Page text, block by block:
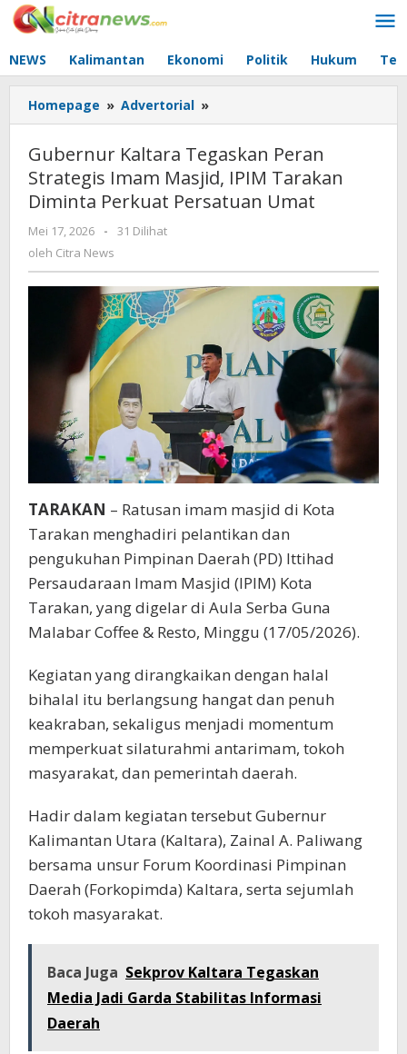
Lewati
ke
NEWS Kalimantan Ekonomi Politik Hukum
Homepage » Advertorial »
Kaltara
Tegaskan
Peran
Strategis
Imam
Diminta
Perkuat
Persatuan
Gubernur Kaltara Tegaskan Peran
Strategis Imam Masjid, IPIM Tarakan
Diminta Perkuat Persatuan Umat
Mei 17, 2026
oleh
Citra
-
31 Dilihat
oleh Citra News
TARAKAN – Ratusan imam masjid di Kota
Tarakan menghadiri pelantikan dan
pengukuhan Pimpinan Daerah (PD) Ittihad
Persaudaraan Imam Masjid (IPIM) Kota
Tarakan, yang digelar di Aula Serba Guna
Malabar Coffee & Resto, Minggu (17/05/2026).
Kegiatan yang dirangkaikan dengan halal
bihalal itu berlangsung hangat dan penuh
keakraban, sekaligus menjadi momentum
memperkuat silaturahmi antarimam, tokoh
masyarakat, dan pemerintah daerah.
Hadir dalam kegiatan tersebut Gubernur
Kalimantan Utara (Kaltara), Zainal A. Paliwang
bersama unsur Forum Koordinasi Pimpinan
Daerah (Forkopimda) Kaltara, serta sejumlah
tokoh masyarakat.
Baca Juga Sekprov Kaltara Tegaskan
Media Jadi Garda Stabilitas Informasi
Daerah